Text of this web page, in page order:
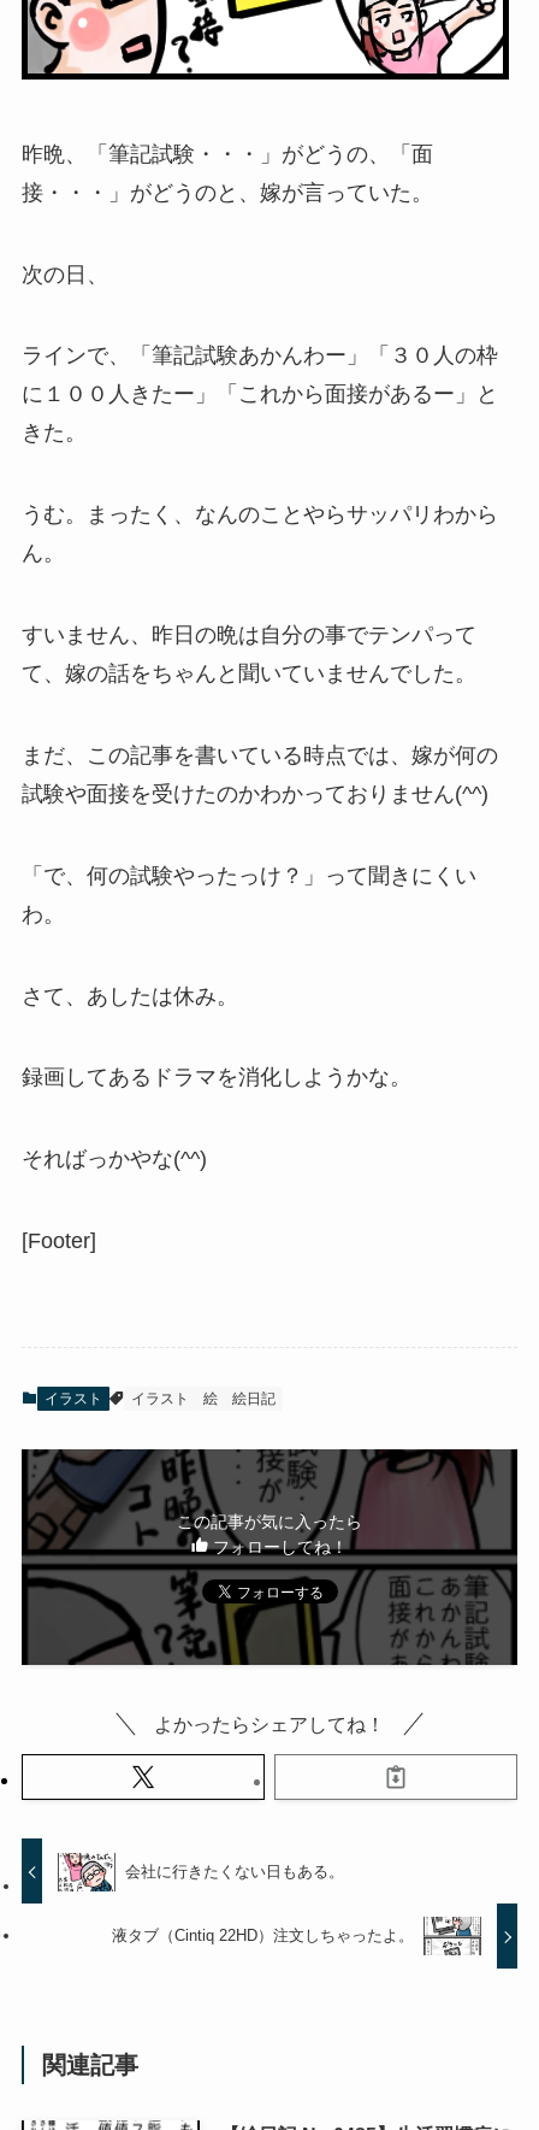
昨晩、「筆記試験・・・」がどうの、「面
接・・・」がどうのと、嫁が言っていた。
次の日、
ラインで、「筆記試験あかんわー」「３０人の枠
に１００人きたー」「これから面接があるー」と
きた。
うむ。まったく、なんのことやらサッパリわから
ん。
すいません、昨日の晩は自分の事でテンパって
て、嫁の話をちゃんと聞いていませんでした。
まだ、この記事を書いている時点では、嫁が何の
試験や面接を受けたのかわかっておりません(^^)
「で、何の試験やったっけ？」って聞きにくい
わ。
さて、あしたは休み。
録画してあるドラマを消化しようかな。
そればっかやな(^^)
[Footer]
イラスト イラスト 絵 絵日記
この記事が気に入ったら
フォローしてね！
よかったらシェアしてね！
会社に行きたくない日もある。
液タブ（Cintiq 22HD）注文しちゃったよ。
関連記事